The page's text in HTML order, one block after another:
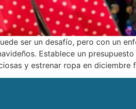
ser un desafío, pero con un
Establece un
y estrenar ropa en diciembre